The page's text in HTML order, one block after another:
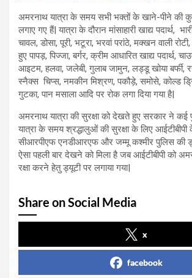
अमरनाथ यात्रा के समय सभी भक्तों के खाने-पीने की
लगाए गए हैं| यात्रा के दौरान मांसाहारी खाद्य पदार्थ,
चावल, डोसा, पूरी, भटूरा, भरवां परांठे, मक्खन वाली
हुए पापड़, पिज्जा, बर्गर, क्रीम आधारित खाद्य पदार्थ,
आइटम, हलवा, जलेबी, गुलाब जामुन, लड्डू खोया बर्फी,
स्नैक्स चिप्स, नमकीन मिश्रण, पकौड़े, समोसे, कोल्ड
गुटका, पान मसाला आदि पर रोक लगा दिया गया है|
अमरनाथ यात्रा की सुरक्षा को देखते हुए सरकार ने कई
यात्रा के समय श्रद्धालुओं की सुरक्षा के लिए
सीआरपीएफ एनडीआरएफ और जम्मू कश्मीर पुलिस की
ऐसा पहली बार देखने को मिला है जब आईटीबीपी को
रक्षा करने हेतु ड्यूटी पर लगाया गया|
Share on Social Media
x
facebook